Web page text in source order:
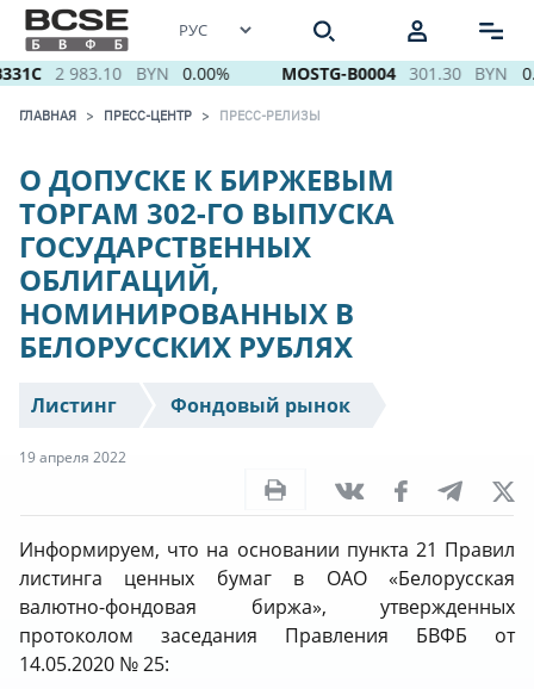
2 983.10 BYN 0.00% MOSTG-B0004 301.30 BYN
ГЛАВНАЯ ПРЕСС-ЦЕНТР ПРЕСС-РЕЛИЗЫ
О ДОПУСКЕ К БИРЖЕВЫМ
ТОРГАМ 302-ГО ВЫПУСКА
ГОСУДАРСТВЕННЫХ
ОБЛИГАЦИЙ,
НОМИНИРОВАННЫХ В
БЕЛОРУССКИХ РУБЛЯХ
Листинг Фондовый рынок
19 апреля 2022
Информируем, что на основании пункта 21 Правил
листинга ценных бумаг в ОАО «Белорусская
валютно-фондовая биржа», утвержденных
протоколом заседания Правления БВФБ от
14.05.2020 № 25: